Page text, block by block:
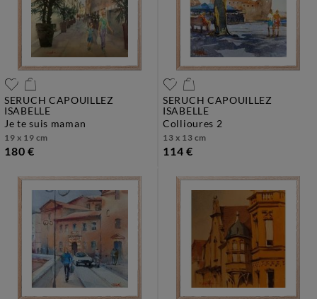
SERUCH CAPOUILLEZ
ISABELLE
je te suis maman
19 x 19 cm
180 €
SERUCH CAPOUILLEZ
ISABELLE
collioures 2
13 x 13 cm
114 €